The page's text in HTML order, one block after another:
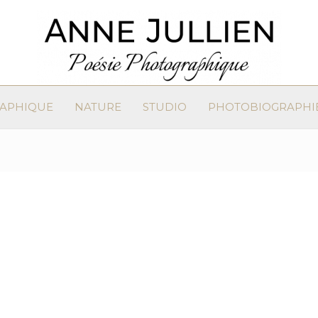
NATURE STUDIO